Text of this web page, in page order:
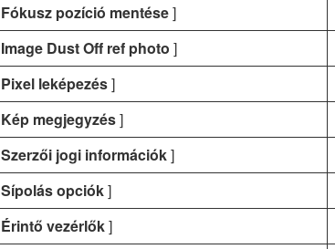
Fókusz pozíció mentése]
Image Dust Off ref photo ]
Pixel leképezés]
Kép megjegyzés]
Szerzői jogi információk]
Sípolás opciók]
Érintő vezérlők]